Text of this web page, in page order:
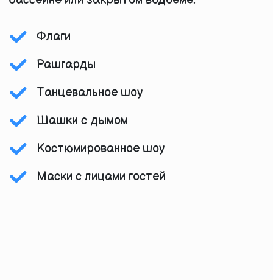
Флаги
Рашгарды
Танцевальное шоу
Шашки с дымом
Костюмированное шоу
Маски с лицами гостей